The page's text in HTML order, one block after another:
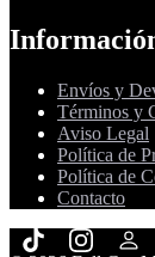
Envíos y
Términos y
Aviso Legal
Política de
Política de
Contacto